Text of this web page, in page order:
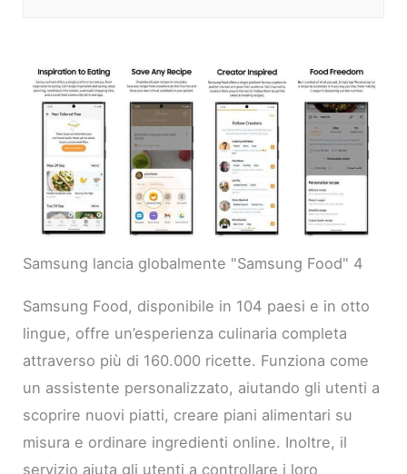
Samsung lancia globalmente "Samsung Food" 4
Samsung Food, disponibile in 104 paesi e in otto
lingue, offre un’esperienza culinaria completa
attraverso più di 160.000 ricette. Funziona come
un assistente personalizzato, aiutando gli utenti a
scoprire nuovi piatti, creare piani alimentari su
misura e ordinare ingredienti online. Inoltre, il
servizio aiuta gli utenti a controllare i loro